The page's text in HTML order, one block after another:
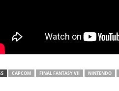
CAPCOM FINAL FANTASY VII NINTENDO